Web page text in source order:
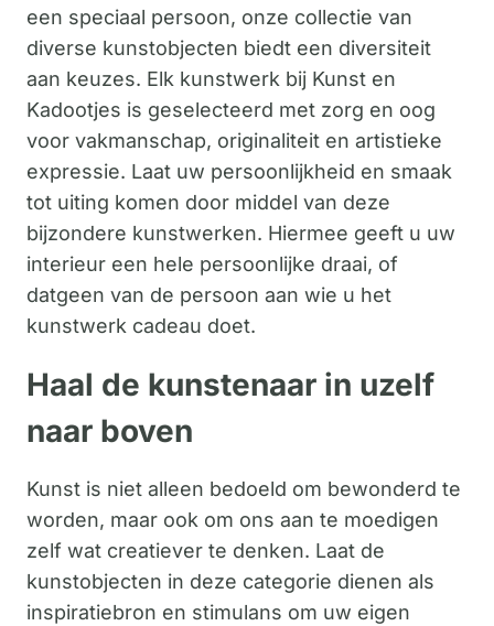
een speciaal persoon, onze collectie van
diverse kunstobjecten biedt een diversiteit
aan keuzes. Elk kunstwerk bij Kunst en
Kadootjes is geselecteerd met zorg en oog
voor vakmanschap, originaliteit en artistieke
expressie. Laat uw persoonlijkheid en smaak
tot uiting komen door middel van deze
bijzondere kunstwerken. Hiermee geeft u uw
interieur een hele persoonlijke draai, of
datgeen van de persoon aan wie u het
kunstwerk cadeau doet.
Haal de kunstenaar in uzelf
naar boven
Kunst is niet alleen bedoeld om bewonderd te
worden, maar ook om ons aan te moedigen
zelf wat creatiever te denken. Laat de
kunstobjecten in deze categorie dienen als
inspiratiebron en stimulans om uw eigen